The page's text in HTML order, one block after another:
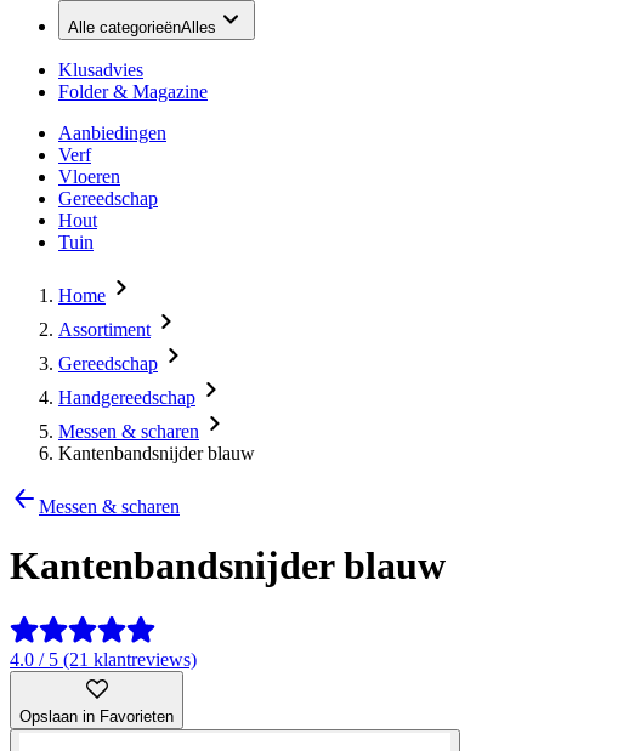
Alle categorieënAlles
Klusadvies
Folder & Magazine
Aanbiedingen
Verf
Vloeren
Gereedschap
Hout
Tuin
Home
Assortiment
Gereedschap
Handgereedschap
Messen & scharen
Kantenbandsnijder blauw
Messen & scharen
Kantenbandsnijder blauw
4.0 / 5 (21 klantreviews)
Opslaan in Favorieten